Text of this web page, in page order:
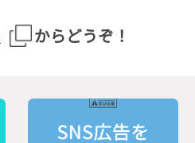
からどうぞ！